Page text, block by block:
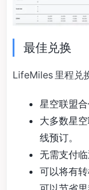
最佳兑换
LifeMiles 里程兑
星空联盟
大多数星
线预订。
无需支付临
可以将有